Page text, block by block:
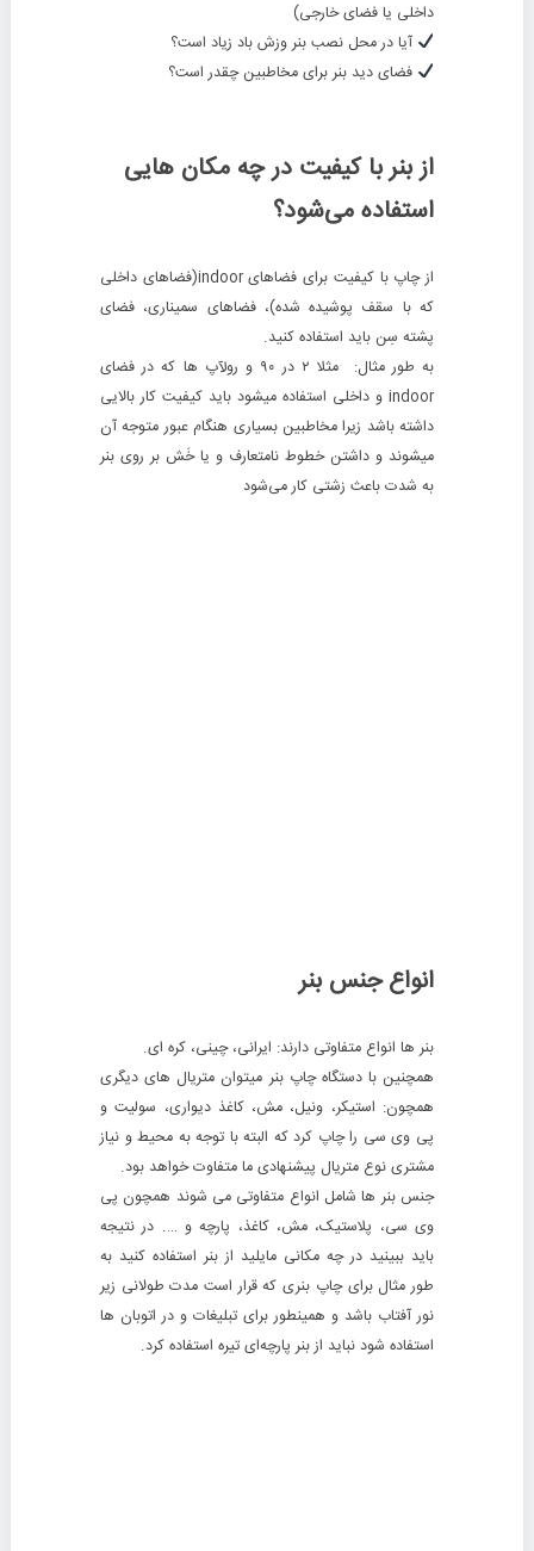
داخلی یا فضای خارجی)
آیا در محل نصب بنر وزش باد زیاد است؟
فضای دید بنر برای مخاطبین چقدر است؟
از بنر با کیفیت در چه مکان هایی
استفاده می‌شود؟
از چاپ با کیفیت برای فضاهای indoor(فضاهای داخلی
که با سقف پوشیده شده)، فضاهای سمیناری، فضای
پشته سِن باید استفاده کنید.
به طور مثال: مثلا ۲ در ۹۰ و رولآپ ها که در فضای
indoor و داخلی استفاده میشود باید کیفیت کار بالایی
داشته باشد زیرا مخاطبین بسیاری هنگام عبور متوجه آن
میشوند و داشتن خطوط نامتعارف و یا خَش بر روی بنر
به شدت باعث زشتی کار می‌شود
انواع جنس بنر
بنر ها انواع متفاوتی دارند: ایرانی، چینی، کره ای.
همچنین با دستگاه چاپ بنر میتوان متریال های دیگری
همچون: استیکر، ونیل، مش، کاغذ دیواری، سولیت و
پی وی سی را چاپ کرد که البته با توجه به محیط و نیاز
مشتری نوع متریال پیشنهادی ما متفاوت خواهد بود.
جنس بنر ها شامل انواع متفاوتی می شوند همچون پی
وی سی، پلاستیک، مش، کاغذ، پارچه و …. در نتیجه
باید ببینید در چه مکانی مایلید از بنر استفاده کنید به
طور مثال برای چاپ بنری که قرار است مدت طولانی زیر
نور آفتاب باشد و همینطور برای تبلیغات و در اتوبان ها
استفاده شود نباید از بنر پارچه‌ای تیره استفاده کرد.